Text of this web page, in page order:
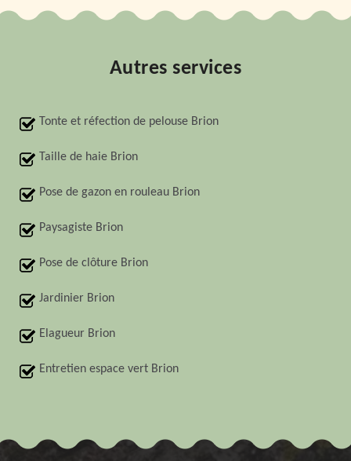
Autres services
Tonte et réfection de pelouse Brion
Taille de haie Brion
Pose de gazon en rouleau Brion
Paysagiste Brion
Pose de clôture Brion
Jardinier Brion
Elagueur Brion
Entretien espace vert Brion